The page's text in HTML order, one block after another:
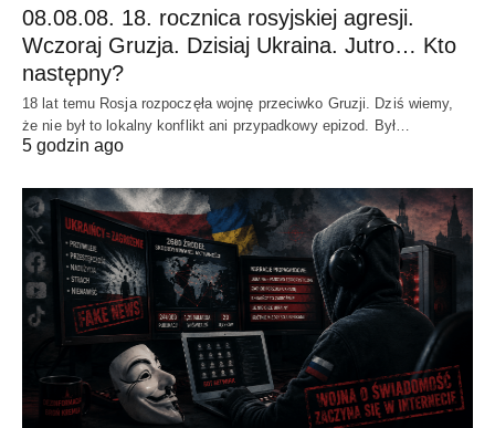
08.08.08. 18. rocznica rosyjskiej agresji.
Wczoraj Gruzja. Dzisiaj Ukraina. Jutro… Kto
następny?
18 lat temu Rosja rozpoczęła wojnę przeciwko Gruzji. Dziś wiemy,
że nie był to lokalny konflikt ani przypadkowy epizod. Był…
5 godzin ago